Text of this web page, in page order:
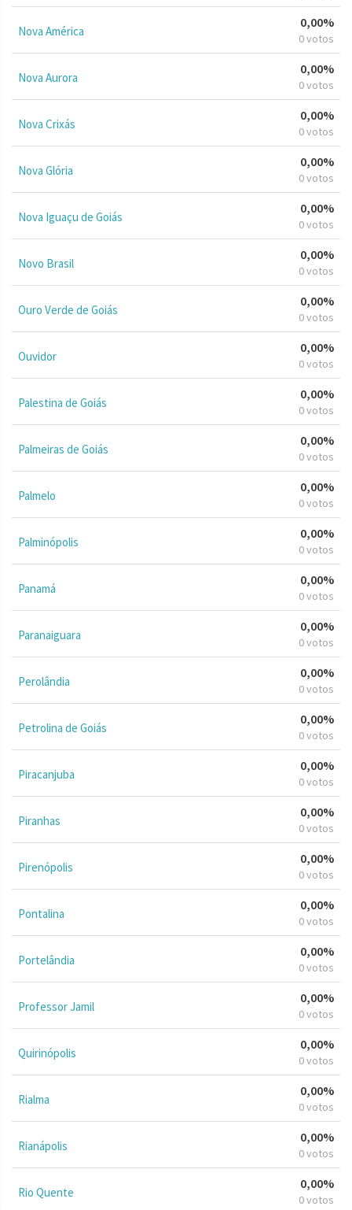
Nova América
0,00%
0 votos
Nova Aurora
0,00%
0 votos
Nova Crixás
0,00%
0 votos
Nova Glória
0,00%
0 votos
Nova Iguaçu de Goiás
0,00%
0 votos
Novo Brasil
0,00%
0 votos
Ouro Verde de Goiás
0,00%
0 votos
Ouvidor
0,00%
0 votos
Palestina de Goiás
0,00%
0 votos
Palmeiras de Goiás
0,00%
0 votos
Palmelo
0,00%
0 votos
Palminópolis
0,00%
0 votos
Panamá
0,00%
0 votos
Paranaiguara
0,00%
0 votos
Perolândia
0,00%
0 votos
Petrolina de Goiás
0,00%
0 votos
Piracanjuba
0,00%
0 votos
Piranhas
0,00%
0 votos
Pirenópolis
0,00%
0 votos
Pontalina
0,00%
0 votos
Portelândia
0,00%
0 votos
Professor Jamil
0,00%
0 votos
Quirinópolis
0,00%
0 votos
Rialma
0,00%
0 votos
Rianápolis
0,00%
0 votos
Rio Quente
0,00%
0 votos